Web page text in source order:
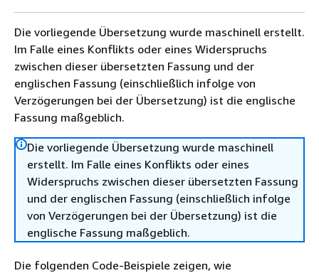
Die vorliegende Übersetzung wurde maschinell erstellt.
Im Falle eines Konflikts oder eines Widerspruchs
zwischen dieser übersetzten Fassung und der
englischen Fassung (einschließlich infolge von
Verzögerungen bei der Übersetzung) ist die englische
Fassung maßgeblich.
Die vorliegende Übersetzung wurde maschinell
erstellt. Im Falle eines Konflikts oder eines
Widerspruchs zwischen dieser übersetzten Fassung
und der englischen Fassung (einschließlich infolge
von Verzögerungen bei der Übersetzung) ist die
englische Fassung maßgeblich.
Die folgenden Code-Beispiele zeigen, wie